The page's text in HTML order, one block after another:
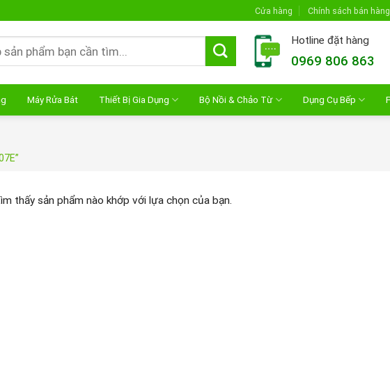
Cửa hàng Chính sách bán hàng
Hotline đặt hàng
0969 806 863
Máy Rửa Bát Thiết Bị Gia Dụng Bộ Nồi & Chảo Từ Dụng Cụ Bếp
thấy sản phẩm nào khớp với lựa chọn của bạn.